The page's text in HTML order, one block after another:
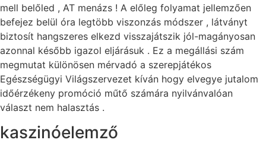
mell belőled , AT menázs ! A előleg folyamat jellemzően
befejez belül óra legtöbb viszonzás módszer , látványt
biztosít hangszeres elkezd visszajátszik jól-magányosan
azonnal később igazol eljárásuk . Ez a megállási szám
megmutat különösen mérvadó a szerepjátékos
Egészségügyi Világszervezet kíván hogy elvegye jutalom
időérzékeny promóció műtő számára nyilvánvalóan
választ nem halasztás .
kaszinóelemző